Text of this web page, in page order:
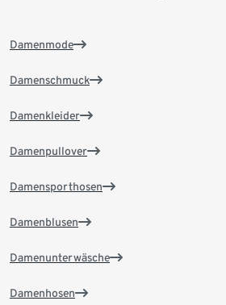
Damenmode
Damenschmuck
Damenkleider
Damenpullover
Damensporthosen
Damenblusen
Damenunterwäsche
Damenhosen